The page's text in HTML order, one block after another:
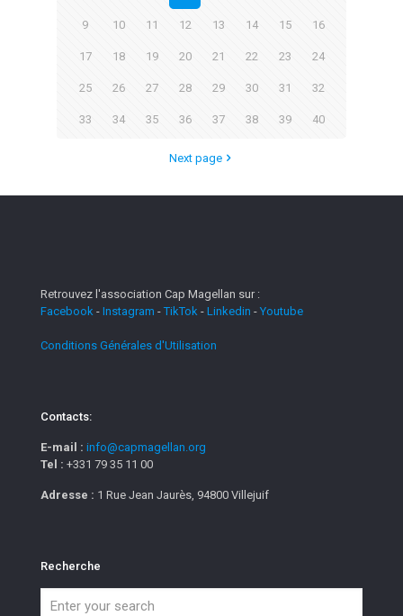
9 10 11 12 13 14 15 16
17 18 19 20 21 22 23 24
25 26 27 28 29 30 31 32
33 34 35 36 37 38 39 40
Next page
Retrouvez l'association Cap Magellan sur :
Facebook - Instagram -TikTok - Linkedin - Youtube
Conditions Générales d'Utilisation
Contacts:
E-mail : info@capmagellan.org
Tel : +331 79 35 11 00
Adresse : 1 Rue Jean Jaurès, 94800 Villejuif
Recherche